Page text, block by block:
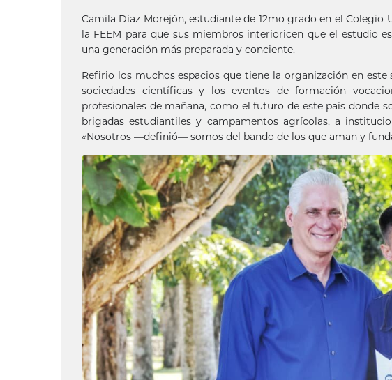
Camila Díaz Morejón, estudiante de 12mo grado en el Colegio
la FEEM para que sus miembros interioricen que el estudio
una generación más preparada y conciente.
Refirio los muchos espacios que tiene la organización en
sociedades científicas y los eventos de formación
profesionales de mañana, como el futuro de este país donde
brigadas estudiantiles y campamentos agrícolas, a
«Nosotros —definió— somos del bando de los que aman y